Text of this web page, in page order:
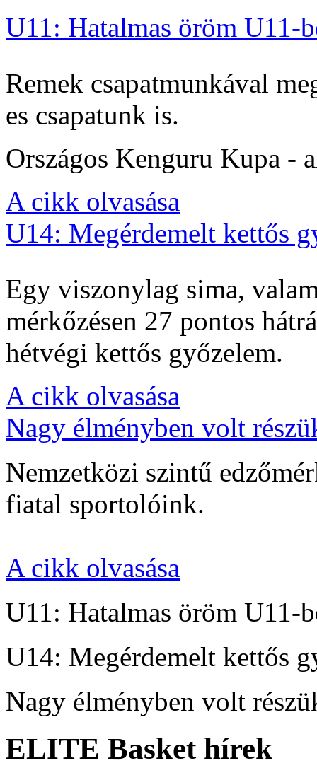
U11: Hatalmas öröm U11-
Remek csapatmunkával
es csapatunk is.
Országos Kenguru Kupa -
A cikk olvasása
U14: Megérdemelt kettős
Egy viszonylag sima,
mérkőzésen 27 pontos
hétvégi kettős győzelem.
A cikk olvasása
Nagy élményben volt
Nemzetközi szintű
fiatal sportolóink.
A cikk olvasása
U11: Hatalmas öröm U11-
U14: Megérdemelt kettős
Nagy élményben volt
ELITE Basket hírek